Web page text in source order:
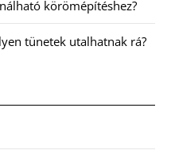
körömépítéshez?
tünetek utalhatnak rá?